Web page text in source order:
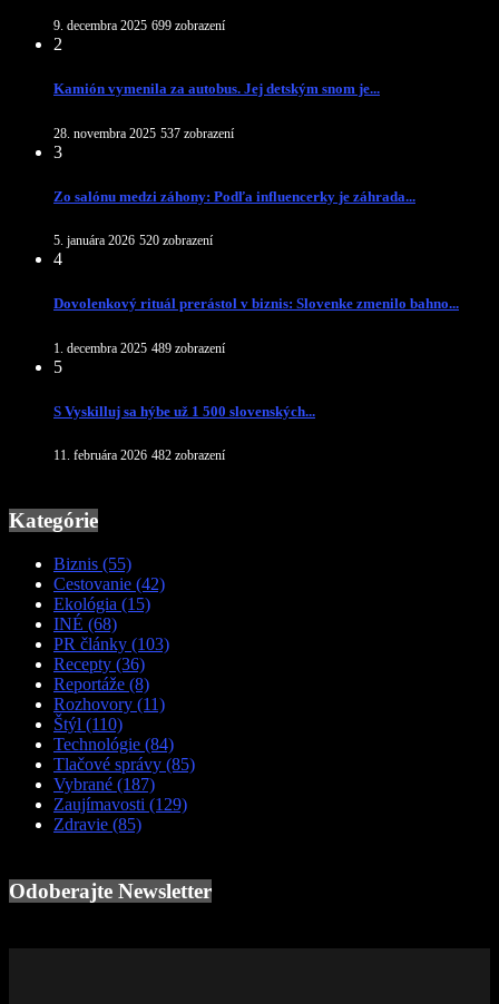
9. decembra 2025 699 zobrazení
2
Kamión vymenila za autobus. Jej detským snom je...
28. novembra 2025 537 zobrazení
3
Zo salónu medzi záhony: Podľa influencerky je záhrada...
5. januára 2026 520 zobrazení
4
Dovolenkový rituál prerástol v biznis: Slovenke zmenilo bahno...
1. decembra 2025 489 zobrazení
5
S Vyskilluj sa hýbe už 1 500 slovenských...
11. februára 2026 482 zobrazení
Kategórie
Biznis (55)
Cestovanie (42)
Ekológia (15)
INÉ (68)
PR články (103)
Recepty (36)
Reportáže (8)
Rozhovory (11)
Štýl (110)
Technológie (84)
Tlačové správy (85)
Vybrané (187)
Zaujímavosti (129)
Zdravie (85)
Odoberajte Newsletter